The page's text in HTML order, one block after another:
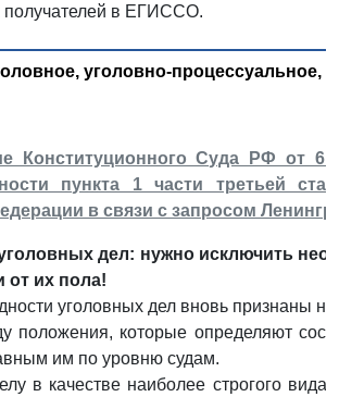
получателей в ЕГИССО.
уголовно-процессуальное,
Конституционного Суда РФ от
пункта 1 части третьей
в связи с запросом
дел: нужно исключить
от их пола!
уголовных дел вновь признаны
положения, которые определяют
им по уровню судам.
в качестве наиболее строгого